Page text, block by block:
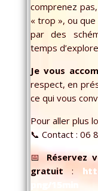
comprenez
« trop », ou
par des
temps
Je vous
respect, en
ce qui vous
Pour aller plus
📞 Contact : 06
📅 Réservez
gratuit :